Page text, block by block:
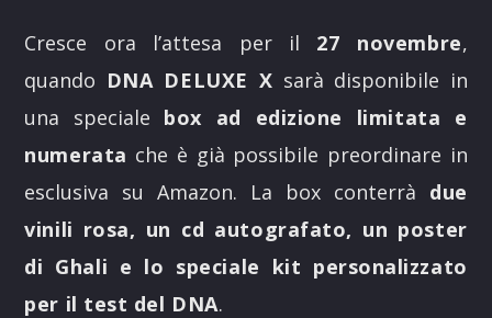
Cresce ora l’attesa per il 27 novembre,
quando DNA DELUXE X sarà disponibile in
una speciale box ad edizione limitata e
numerata che è già possibile preordinare in
esclusiva su Amazon. La box conterrà due
vinili rosa, un cd autografato, un poster
di Ghali e lo speciale kit personalizzato
per il test del DNA.